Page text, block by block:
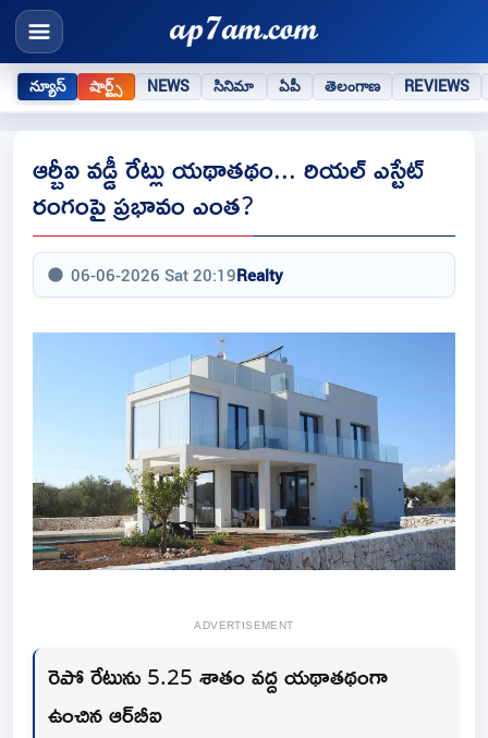
న్యూస్ షార్ట్స్ NEWS సినిమా ఏపీ తెలంగాణ REVIEWS
ఆర్బీఐ వడ్డీ రేట్లు యథాతథం... రియల్ ఎస్టేట్
రంగంపై ప్రభావం ఎంత?
06-06-2026 Sat 20:19Realty
ADVERTISEMENT
రెపో రేటును 5.25 శాతం వద్ద యథాతథంగా
ఉంచిన ఆర్‌బీఐ